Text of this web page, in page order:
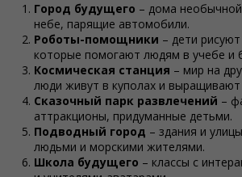
Город будущего – дома
небе, парящие автомобили.
Роботы-помощники – дети
которые помогают людям в учебе и
Космическая станция – мир на
люди живут в куполах и выращивают
Сказочный парк развлечений –
аттракционы, придуманные детьми.
Подводный город – здания и
людьми и морскими жителями.
Школа будущего – классы с